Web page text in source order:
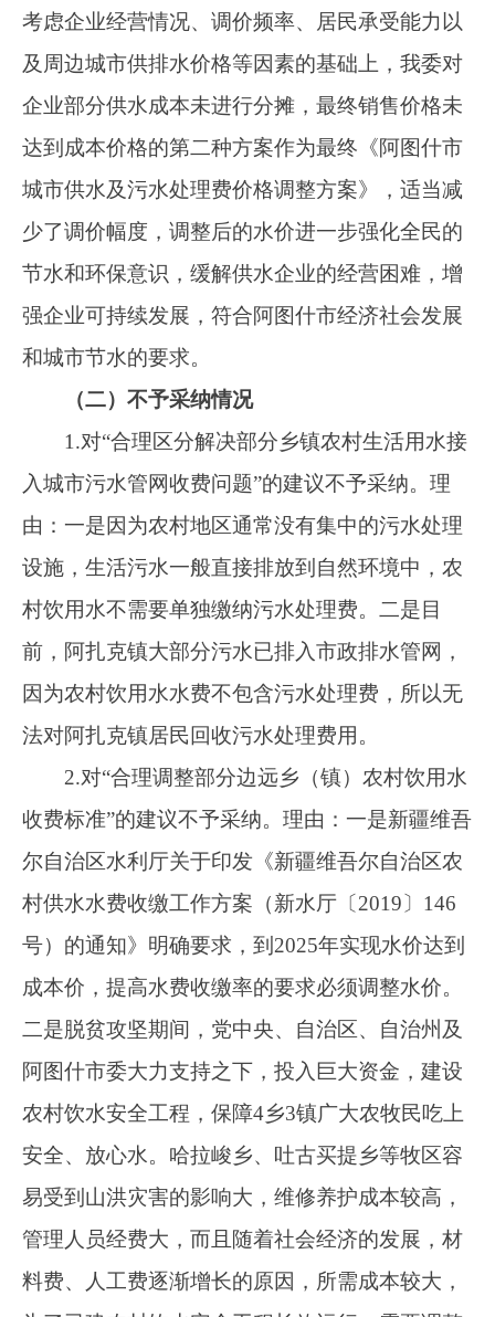
听证报告报请阿图什市人民政府常务会议审
议通过后发布实施。
特此报告。
现向社会予以公告，如对公示内容有异议或
11月21日）向阿图什市发展改革委反映。
联 系 人：赛地古丽·太外库力
联系电话：0908-4265201、0908-4222510
阿图什市发展
2024年11月15
日